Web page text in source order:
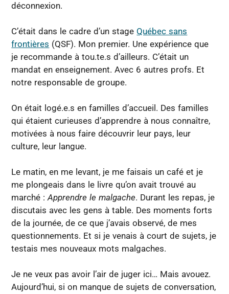
déconnexion.
C’était dans le cadre d’un stage Québec sans
frontières (QSF). Mon premier. Une expérience que
je recommande à tou.te.s d’ailleurs. C’était un
mandat en enseignement. Avec 6 autres profs. Et
notre responsable de groupe.
On était logé.e.s en familles d’accueil. Des familles
qui étaient curieuses d’apprendre à nous connaître,
motivées à nous faire découvrir leur pays, leur
culture, leur langue.
Le matin, en me levant, je me faisais un café et je
me plongeais dans le livre qu’on avait trouvé au
marché :Apprendre le malgache. Durant les repas, je
discutais avec les gens à table. Des moments forts
de la journée, de ce que j’avais observé, de mes
questionnements. Et si je venais à court de sujets, je
testais mes nouveaux mots malgaches.
Je ne veux pas avoir l’air de juger ici… Mais avouez.
Aujourd’hui, si on manque de sujets de conversation,